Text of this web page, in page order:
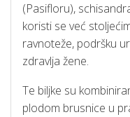
(Pasifloru),
koristi se već
ravnoteže, podršku
zdravlja žene.
Te biljke su
plodom brusnice u